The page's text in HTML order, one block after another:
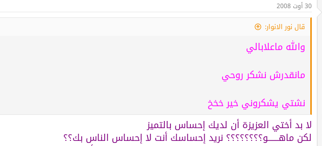
30 أوت 2008
قال نور الانوار:
والله ماعلابالي
مانقدرش نشكر روحي
نشتي يشكروني خير خخخ
لا بد أختي العزيزة أن لديك إحساس بالتميز
لكن ماهـــــــو؟؟؟؟؟؟؟؟ نريد إحساسك أنت لا إحساس الناس بك؟؟